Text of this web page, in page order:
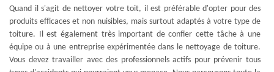
Quand il s'agit de nettoyer votre toit, il est préférable d'opter pour des
produits efficaces et non nuisibles, mais surtout adaptés à votre type de
toiture. Il est également très important de confier cette tâche à une
équipe ou à une entreprise expérimentée dans le nettoyage de toiture.
Vous devez travailler avec des professionnels actifs pour prévenir tous